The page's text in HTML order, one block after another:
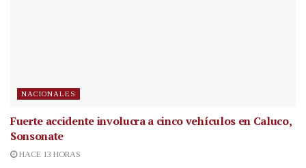
NACIONALES
Fuerte accidente involucra a cinco vehículos en Caluco,
Sonsonate
HACE 13 HORAS